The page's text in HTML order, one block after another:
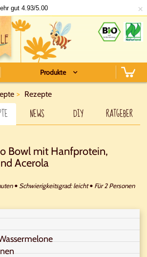
gut 4.93/5.00 ×
Produkte
Rezepte
NEWS DIY RATGEBER
Bowl mit Hanfprotein,
Acerola
• Schwierigkeitsgrad: leicht• Für 2 Personen